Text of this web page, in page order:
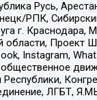
Русь,
РПК,
г.
Проект
Instagram,
общественное
ЛГБТ,